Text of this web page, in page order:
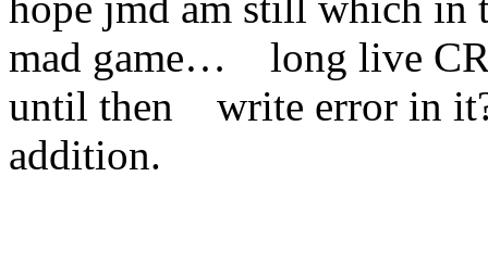
mad game… long live
until then write error in
addition.